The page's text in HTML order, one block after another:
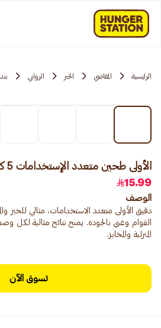
الرئيسية المقاضي الخبر الروابي
الأولى طحين متعدد الإستخدامات 5 كيلو
15.99
الوصف
دقيق الأولى متعدد الاستخدامات، مثالي للخبز
القوام وغني بالجودة. يمنح نتائج مثالية لكل
المنزلية والمخابز.
تسوق الآن